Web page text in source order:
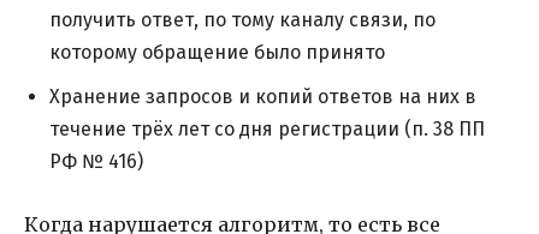
получить ответ, по тому каналу связи, по
которому обращение было принято
Хранение запросов и копий ответов на них в
течение трёх лет со дня регистрации (п. 38 ПП
РФ № 416)
Когда нарушается алгоритм, то есть все